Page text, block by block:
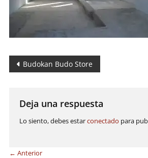
Navegación
entradas
Budokan Budo Store
Deja una respuesta
Lo siento, debes estarconectado para
← Anterior